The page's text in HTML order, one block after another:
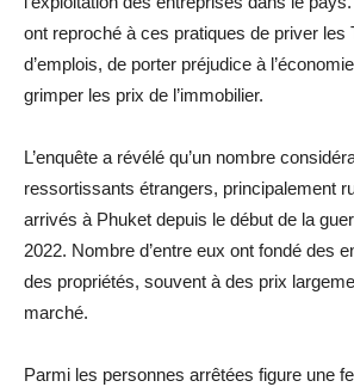
ont reproché à ces pratiques de priver les
d’emplois, de porter préjudice à
grimper les prix de l’immobilier.
L’enquête a révélé qu’un nombre
ressortissants étrangers, principalement
arrivés à Phuket depuis le début de la
2022. Nombre d’entre eux ont fondé des
des propriétés, souvent à des prix
marché.
Parmi les personnes arrêtées figure une